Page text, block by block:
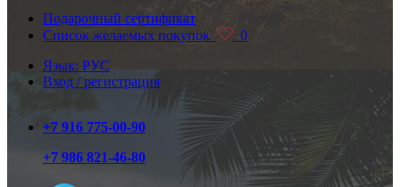
Подарочный сертификат
Список желаемых покупок
0
Язык: РУС
Вход / регистрация
+7 916 775-00-90
+7 986 821-46-80